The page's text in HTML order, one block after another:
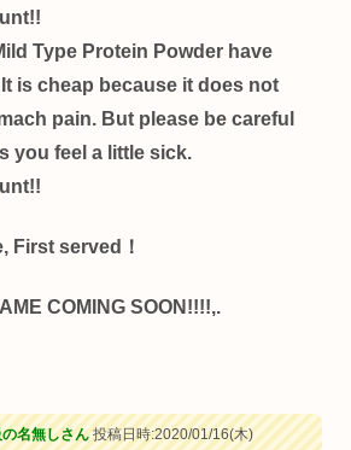
Type Protein Powder have
is cheap because it does not
pain. But please be careful
you feel a little sick.
First served！
COMING SOON!!!!,.
名無しさん投稿日時:2020/01/16(木)